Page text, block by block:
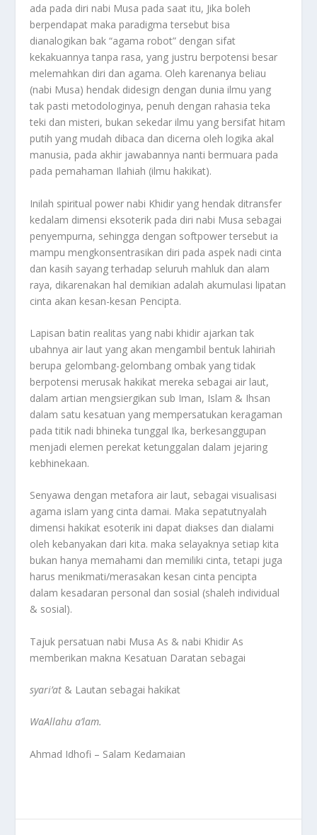
ada pada diri nabi Musa pada saat itu, Jika boleh
berpendapat maka paradigma tersebut bisa
dianalogikan bak “agama robot” dengan sifat
kekakuannya tanpa rasa, yang justru berpotensi besar
melemahkan diri dan agama. Oleh karenanya beliau
(nabi Musa) hendak didesign dengan dunia ilmu yang
tak pasti metodologinya, penuh dengan rahasia teka
teki dan misteri, bukan sekedar ilmu yang bersifat hitam
putih yang mudah dibaca dan dicerna oleh logika akal
manusia, pada akhir jawabannya nanti bermuara pada
pada pemahaman Ilahiah (ilmu hakikat).
Inilah spiritual power nabi Khidir yang hendak ditransfer
kedalam dimensi eksoterik pada diri nabi Musa sebagai
penyempurna, sehingga dengan softpower tersebut ia
mampu mengkonsentrasikan diri pada aspek nadi cinta
dan kasih sayang terhadap seluruh mahluk dan alam
raya, dikarenakan hal demikian adalah akumulasi lipatan
cinta akan kesan-kesan Pencipta.
Lapisan batin realitas yang nabi khidir ajarkan tak
ubahnya air laut yang akan mengambil bentuk lahiriah
berupa gelombang-gelombang ombak yang tidak
berpotensi merusak hakikat mereka sebagai air laut,
dalam artian mengsiergikan sub Iman, Islam & Ihsan
dalam satu kesatuan yang mempersatukan keragaman
pada titik nadi bhineka tunggal Ika, berkesanggupan
menjadi elemen perekat ketunggalan dalam jejaring
kebhinekaan.
Senyawa dengan metafora air laut, sebagai visualisasi
agama islam yang cinta damai. Maka sepatutnyalah
dimensi hakikat esoterik ini dapat diakses dan dialami
oleh kebanyakan dari kita. maka selayaknya setiap kita
bukan hanya memahami dan memiliki cinta, tetapi juga
harus menikmati/merasakan kesan cinta pencipta
dalam kesadaran personal dan sosial (shaleh individual
& sosial).
Tajuk persatuan nabi Musa As & nabi Khidir As
memberikan makna Kesatuan Daratan sebagai
syari’at & Lautan sebagai hakikat
WaAllahu a’lam.
Ahmad Idhofi – Salam Kedamaian